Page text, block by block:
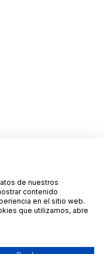
de nuestros
contenido
en el sitio web.
que utilizamos, abre